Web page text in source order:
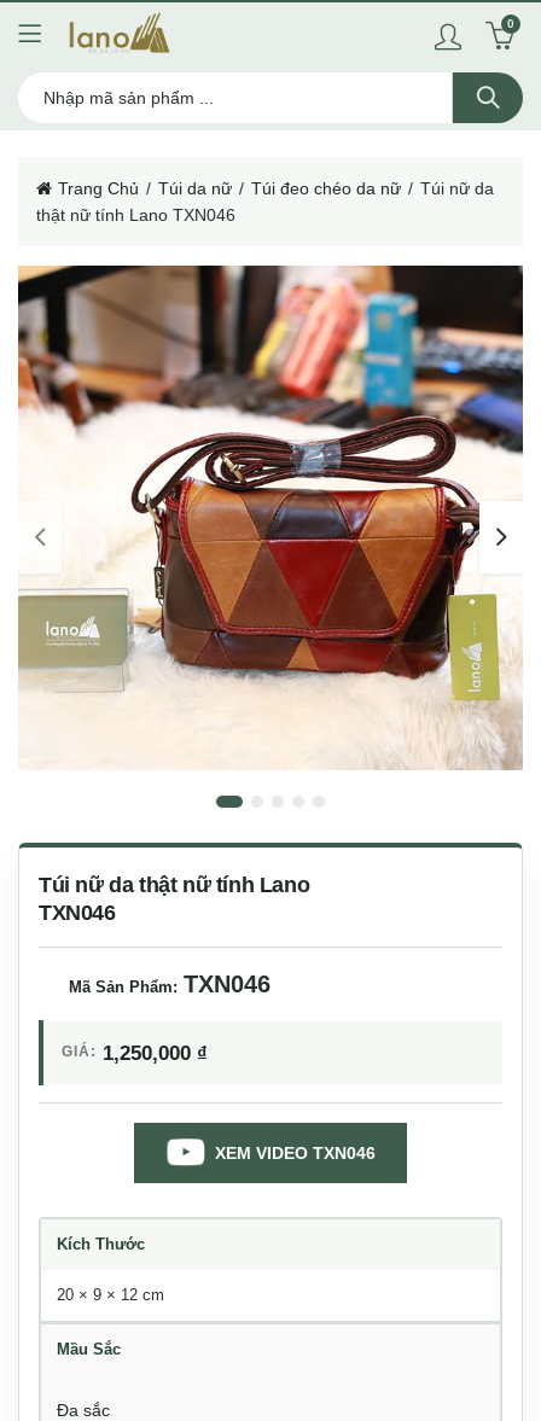
0
Trang Chủ Túi da nữ Túi đeo chéo da nữ
Túi nữ da
thật nữ tính Lano TXN046
Túi nữ da thật nữ tính Lano
TXN046
Mã Sản Phẩm: TXN046
GIÁ: 1,250,000 ₫
XEM VIDEO TXN046
Kích Thước
20 × 9 × 12 cm
Mầu Sắc
Đa sắc